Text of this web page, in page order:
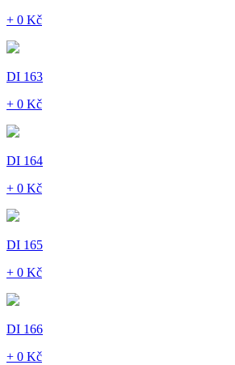
+ 0 Kč
DI 163
+ 0 Kč
DI 164
+ 0 Kč
DI 165
+ 0 Kč
DI 166
+ 0 Kč